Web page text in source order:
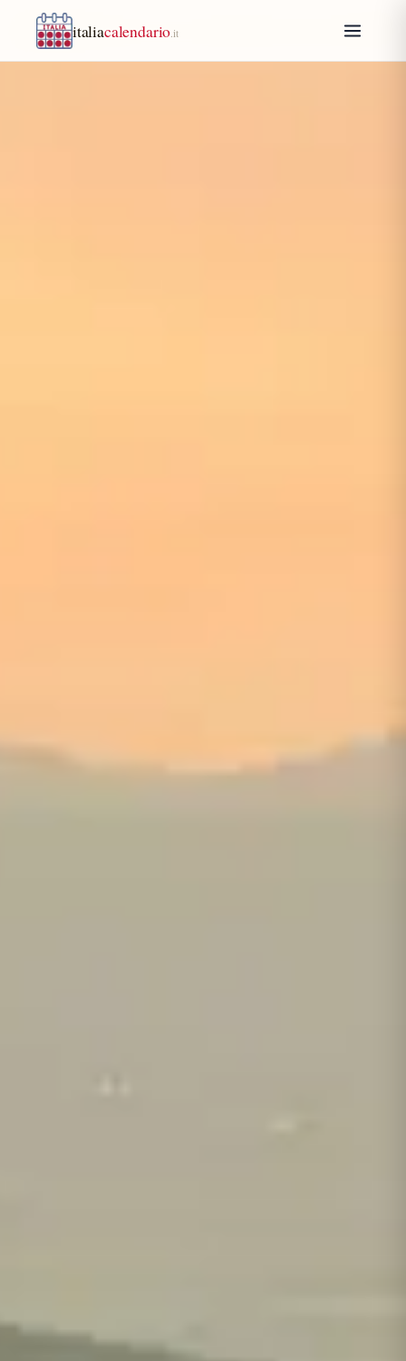
italiacalendario .it